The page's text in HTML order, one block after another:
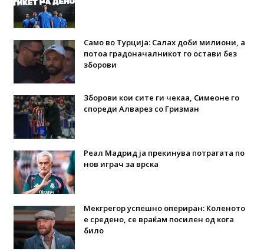
Само во Турција: Салах доби милиони, а
потоа градоначалникот го остави без
зборови
Зборови кои сите ги чекаа, Симеоне го
спореди Алварез со Гризман
Реал Мадрид ја прекинува потрагата по
нов играч за врска
Мекгрегор успешно опериран: Коленото
е средено, се враќам посилен од кога
било